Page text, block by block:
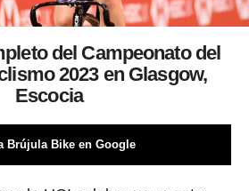
del Campeonato del
2023 en Glasgow,
Escocia
Brújula Bike en Google